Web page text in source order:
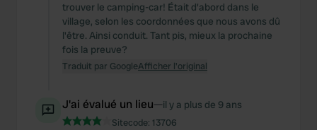
trouver le camping-car! Était d'abord dans le
village, selon les coordonnées que nous avons dû
l'être. Ainsi conduit. Tant pis, mieux la prochaine
fois la preuve?
Traduit par GoogleAfficher l'original
J'ai évalué un lieu—il y a plus de 9 ans
Sitecode: 13706